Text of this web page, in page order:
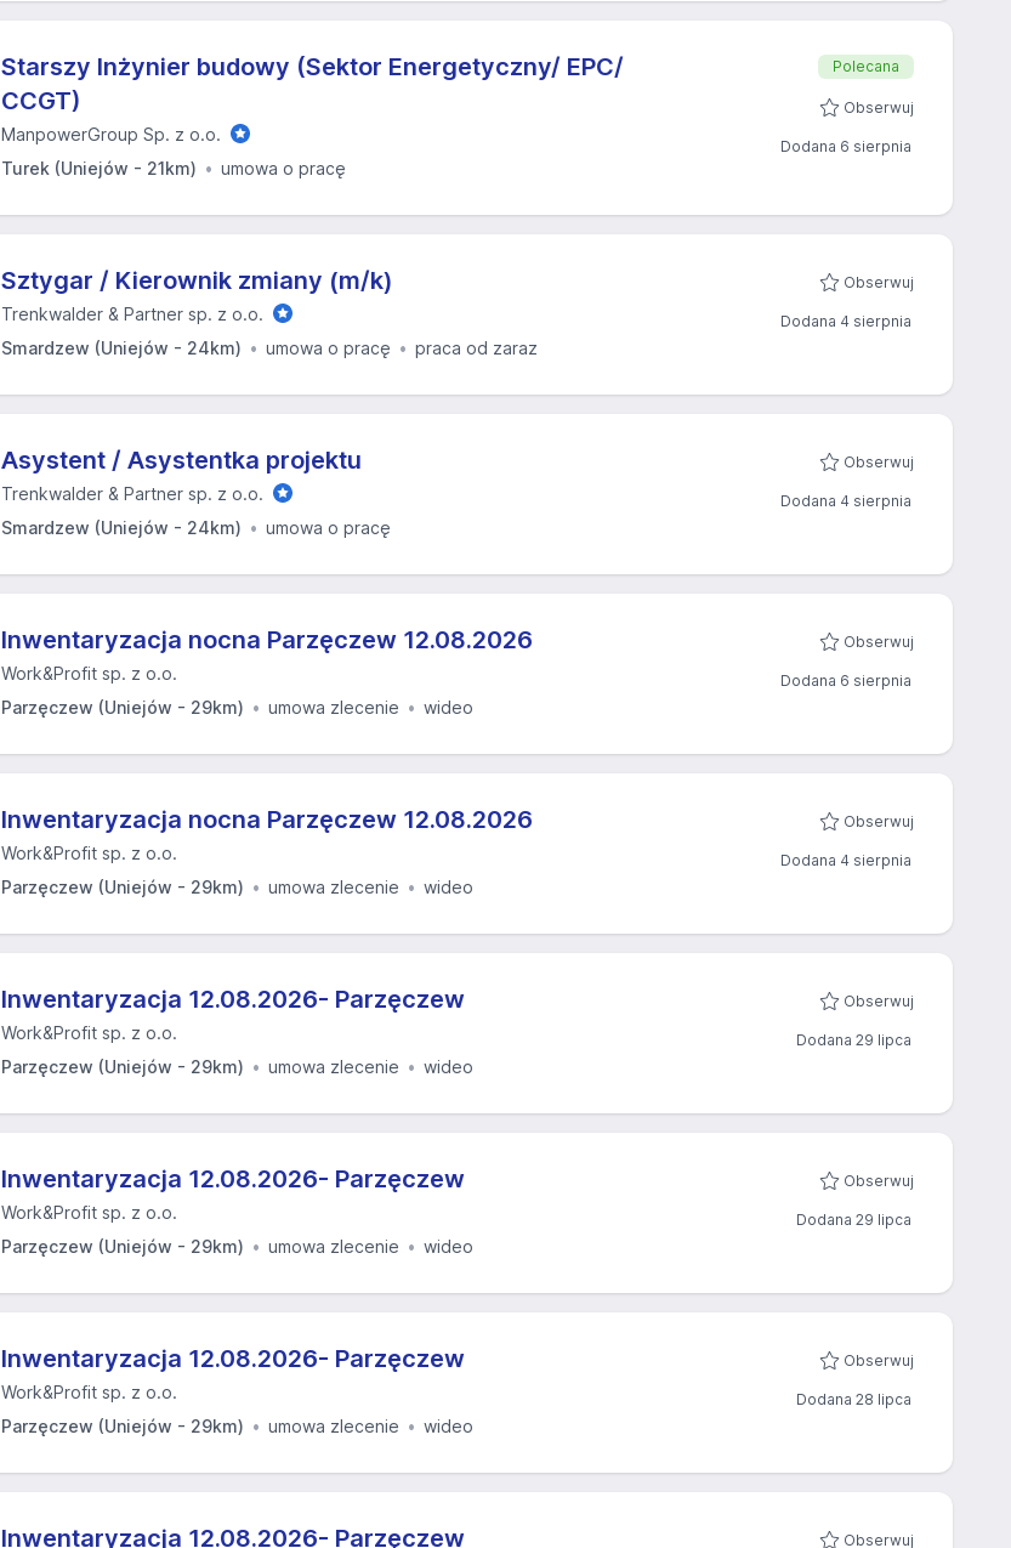
Starszy Inżynier budowy (Sektor Energetyczny/ EPC/
CCGT)
ManpowerGroup Sp. z o.o.
Turek (Uniejów - 21km)
umowa o pracę
Polecana
Obserwuj
Dodana 6 sierpnia
Sztygar / Kierownik zmiany (m/k)
Trenkwalder & Partner sp. z o.o.
Smardzew (Uniejów - 24km)
umowa o pracę praca od zaraz
Obserwuj
Dodana 4 sierpnia
Asystent / Asystentka projektu
Trenkwalder & Partner sp. z o.o.
Smardzew (Uniejów - 24km)
umowa o pracę
Obserwuj
Dodana 4 sierpnia
Inwentaryzacja nocna Parzęczew 12.08.2026​
Work&Profit sp. z o.o.
Parzęczew (Uniejów - 29km)
umowa zlecenie wideo
Obserwuj
Dodana 6 sierpnia
Inwentaryzacja nocna Parzęczew 12.08.2026​
Work&Profit sp. z o.o.
Parzęczew (Uniejów - 29km)
umowa zlecenie wideo
Obserwuj
Dodana 4 sierpnia
Inwentaryzacja 12.08.2026- Parzęczew
Work&Profit sp. z o.o.
Parzęczew (Uniejów - 29km)
umowa zlecenie wideo
Obserwuj
Dodana 29 lipca
Inwentaryzacja 12.08.2026- Parzęczew
Work&Profit sp. z o.o.
Parzęczew (Uniejów - 29km)
umowa zlecenie wideo
Obserwuj
Dodana 29 lipca
Inwentaryzacja 12.08.2026- Parzęczew
Work&Profit sp. z o.o.
Parzęczew (Uniejów - 29km)
umowa zlecenie wideo
Obserwuj
Dodana 28 lipca
Inwentaryzacja 12.08.2026- Parzęczew Obserwuj